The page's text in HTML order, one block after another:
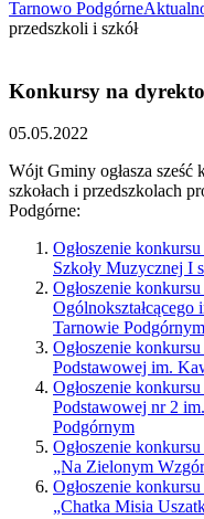
Tarnowo Podgórne
przedszkoli i szkół
Konkursy na
05.05.2022
Wójt Gminy ogłasza
szkołach i przedszkolach
Podgórne:
Ogłoszenie
Szkoły Muzycznej I
Ogłoszenie
Tarnowie Podgórnym
Ogłoszenie
Podstawowej im.
Ogłoszenie
Podstawowej nr 2
Podgórnym
Ogłoszenie
„Na Zielonym
Ogłoszenie
„Chatka Misia